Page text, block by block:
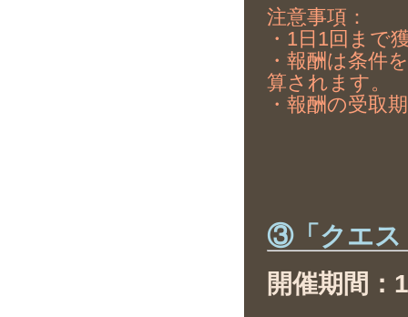
注意事項：
・1日1回まで
・報酬は条件
算されます。
・報酬の受取
③「クエス
開催期間：